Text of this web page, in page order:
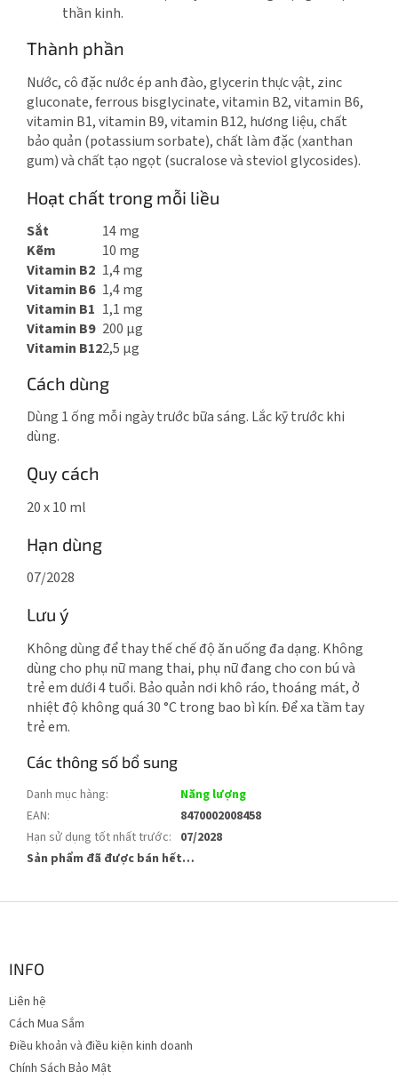
thần kinh.
Thành phần
Nước, cô đặc nước ép anh đào, glycerin thực vật, zinc
gluconate, ferrous bisglycinate, vitamin B2, vitamin B6,
vitamin B1, vitamin B9, vitamin B12, hương liệu, chất
bảo quản (potassium sorbate), chất làm đặc (xanthan
gum) và chất tạo ngọt (sucralose và steviol glycosides).
Hoạt chất trong mỗi liều
Sắt
14 mg
Kẽm
10 mg
Vitamin B2 1,4 mg
Vitamin B6 1,4 mg
Vitamin B1 1,1 mg
Vitamin B9 200 μg
Vitamin B122,5 μg
Cách dùng
Dùng 1 ống mỗi ngày trước bữa sáng. Lắc kỹ trước khi
dùng.
Quy cách
20 x 10 ml
Hạn dùng
07/2028
Lưu ý
Không dùng để thay thế chế độ ăn uống đa dạng. Không
dùng cho phụ nữ mang thai, phụ nữ đang cho con bú và
trẻ em dưới 4 tuổi. Bảo quản nơi khô ráo, thoáng mát, ở
nhiệt độ không quá 30 °C trong bao bì kín. Để xa tầm tay
trẻ em.
Các thông số bổ sung
Danh mục hàng:
Năng lượng
EAN:
8470002008458
Hạn sử dụng tốt nhất trước: 07/2028
Sản phẩm đã được bán hết…
n
INFO
Liên hệ
Cách Mua Sắm
Điều khoản và điều kiện kinh doanh
Chính Sách Bảo Mật